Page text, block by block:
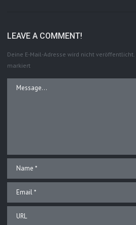
LEAVE A COMMENT!
Deine E-Mail-Adresse wird nicht veröffentlicht.
markiert